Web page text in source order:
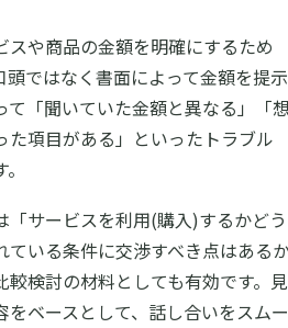
スや商品の金額を明確にするため
頭ではなく書面によって金額を提示
て「聞いていた金額と異なる」「
た項目がある」といったトラブル
「サービスを利用(購入)するかどう
ている条件に交渉すべき点はある
較検討の材料としても有効です。見
をベースとして、話し合いをスムー